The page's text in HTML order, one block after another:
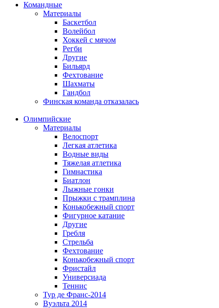
Командные
Материалы
Баскетбол
Волейбол
Хоккей с мячом
Регби
Другие
Бильярд
Фехтование
Шахматы
Гандбол
Финская команда отказалась
Олимпийские
Материалы
Велоспорт
Легкая атлетика
Водные виды
Тяжелая атлетика
Гимнастика
Биатлон
Лыжные гонки
Прыжки с трамплина
Конькобежный спорт
Фигурное катание
Другие
Гребля
Стрельба
Фехтование
Конькобежный спорт
Фристайл
Универсиада
Теннис
Тур де Франс-2014
Вуэльта 2014